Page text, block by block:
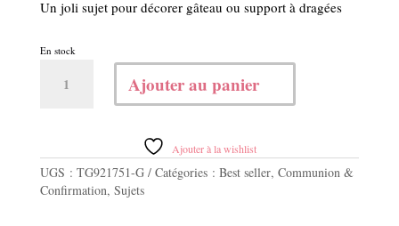
Un joli sujet pour décorer gâteau ou support à dragées
En stock
Ajouter au panier
Ajouter à la wishlist
UGS : TG921751-G Catégories : Best seller, Communion &
Confirmation, Sujets